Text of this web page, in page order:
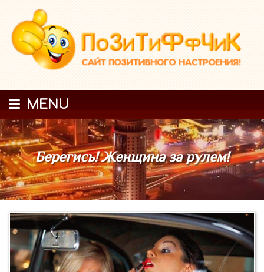
MENU
Берегись! Женщина за рулем!